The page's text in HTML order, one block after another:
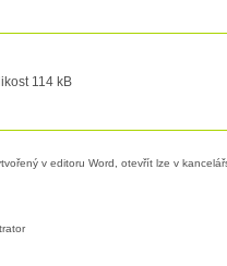
114 kB
v editoru Word, otevřít lze v